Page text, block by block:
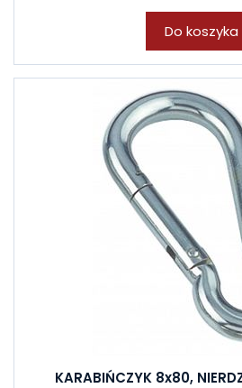
Do koszyka
KARABIŃCZYK 8x80,